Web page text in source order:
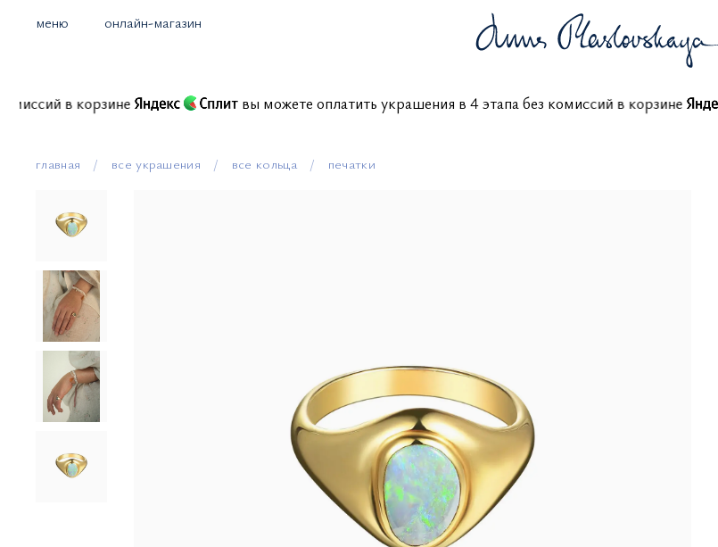
меню онлайн-магазин
комиссий в корзине вы можете оплатить украшения в 4 этапа без комиссий в корзине
главная все украшения все кольца печатки